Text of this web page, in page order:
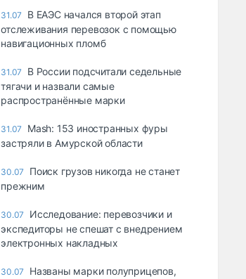
31.07
В ЕАЭС начался второй этап
отслеживания перевозок с помощью
навигационных пломб
31.07
В России подсчитали седельные
тягачи и назвали самые
распространённые марки
31.07
Mash: 153 иностранных фуры
застряли в Амурской области
30.07
Поиск грузов никогда не станет
прежним
30.07
Исследование: перевозчики и
экспедиторы не спешат с внедрением
электронных накладных
30.07
Названы марки полуприцепов,